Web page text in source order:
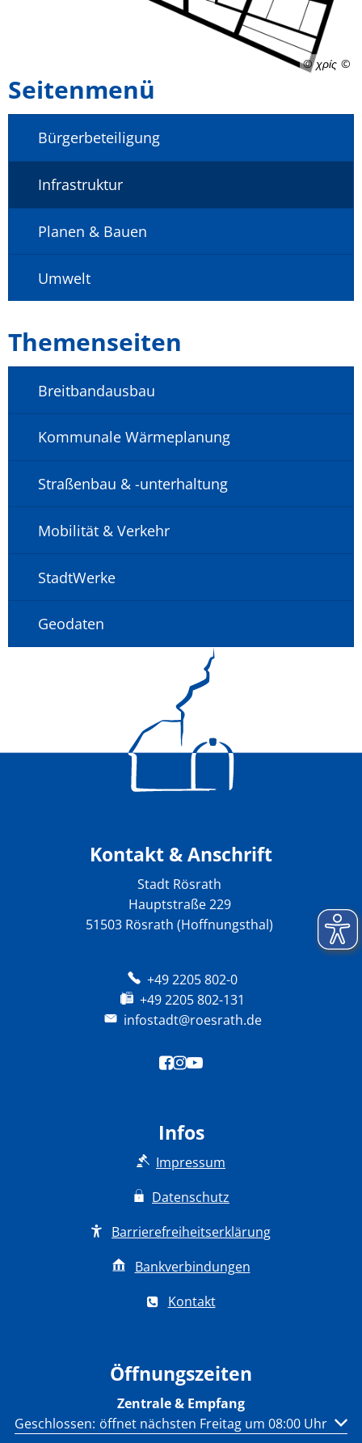
© χρίς
Seitenmenü
Bürgerbeteiligung
Infrastruktur
Planen & Bauen
Umwelt
Themenseiten
Breitbandausbau
Kommunale Wärmeplanung
Straßenbau & -unterhaltung
Mobilität & Verkehr
StadtWerke
Geodaten
Kontakt & Anschrift
Stadt Rösrath
Hauptstraße 229
51503 Rösrath (Hoffnungsthal)
+49 2205 802-0
+49 2205 802-131
infostadt@roesrath.de
Infos
Impressum
Datenschutz
Barrierefreiheitserklärung
Bankverbindungen
Kontakt
Öffnungszeiten
Zentrale & Empfang
Klicken, um weitere Öffnungs- oder Schließzeiten
Geschlossen: öffnet nächsten Freitag um 08:00 Uhr